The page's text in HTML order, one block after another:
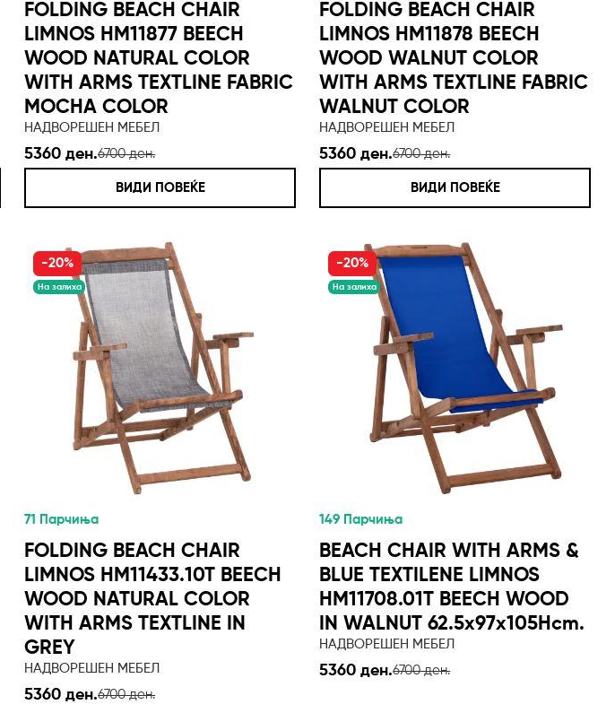
FOLDING BEACH CHAIR
LIMNOS HM11877 BEECH
WOOD NATURAL COLOR
WITH ARMS TEXTLINE FABRIC
MOCHA COLOR
НАДВОРЕШЕН МЕБЕЛ
5360 ден.6700 ден.
ВИДИ ПОВЕЌЕ
FOLDING BEACH CHAIR
LIMNOS HM11878 BEECH
WOOD WALNUT COLOR
WITH ARMS TEXTLINE FABRIC
WALNUT COLOR
НАДВОРЕШЕН МЕБЕЛ
5360 ден.6700 ден.
ВИДИ ПОВЕЌЕ
-20%
На залиха
71 Парчиња
FOLDING BEACH CHAIR
LIMNOS HM11433.10T BEECH
WOOD NATURAL COLOR
WITH ARMS TEXTLINE IN
GREY
НАДВОРЕШЕН МЕБЕЛ
5360 ден.6700 ден.
-20%
На залиха
149 Парчиња
BEACH CHAIR WITH ARMS &
BLUE TEXTILENE LIMNOS
HM11708.01T BEECH WOOD
IN WALNUT 62.5x97x105Hcm.
НАДВОРЕШЕН МЕБЕЛ
5360 ден.6700 ден.